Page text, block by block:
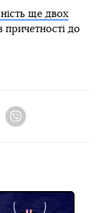
ще двох
причетності до
Viber